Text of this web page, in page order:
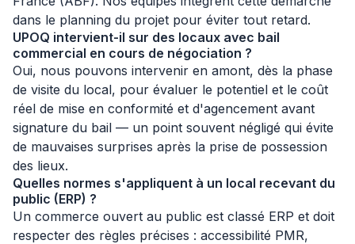
dans le planning du projet pour éviter tout retard.
UPOQ intervient-il sur des locaux avec bail
commercial en cours de négociation ?
Oui, nous pouvons intervenir en amont, dès la phase
de visite du local, pour évaluer le potentiel et le coût
réel de mise en conformité et d'agencement avant
signature du bail — un point souvent négligé qui évite
de mauvaises surprises après la prise de possession
des lieux.
Quelles normes s'appliquent à un local recevant du
public (ERP) ?
Un commerce ouvert au public est classé ERP et doit
respecter des règles précises : accessibilité PMR,